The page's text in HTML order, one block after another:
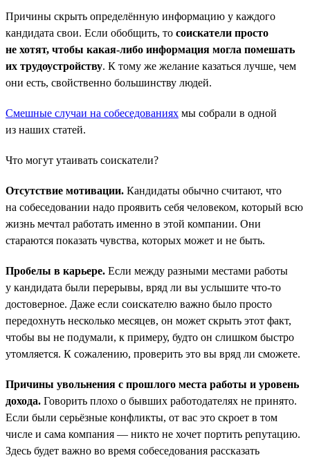
Причины скрыть определённую информацию у каждого
кандидата свои. Если обобщить, то соискатели просто
не хотят, чтобы какая-либо информация могла помешать
их трудоустройству. К тому же желание казаться лучше, чем
они есть, свойственно большинству людей.
Смешные случаи на собеседованиях мы собрали в одной
из наших статей.
Что могут утаивать соискатели?
Отсутствие мотивации. Кандидаты обычно считают, что
на собеседовании надо проявить себя человеком, который всю
жизнь мечтал работать именно в этой компании. Они
стараются показать чувства, которых может и не быть.
Пробелы в карьере. Если между разными местами работы
у кандидата были перерывы, вряд ли вы услышите что-то
достоверное. Даже если соискателю важно было просто
передохнуть несколько месяцев, он может скрыть этот факт,
чтобы вы не подумали, к примеру, будто он слишком быстро
утомляется. К сожалению, проверить это вы вряд ли сможете.
Причины увольнения с прошлого места работы и уровень
дохода. Говорить плохо о бывших работодателях не принято.
Если были серьёзные конфликты, от вас это скроет в том
числе и сама компания — никто не хочет портить репутацию.
Здесь будет важно во время собеседования рассказать